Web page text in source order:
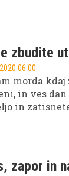
zbudite
06.00
morda
in ves dan
in
zapor in